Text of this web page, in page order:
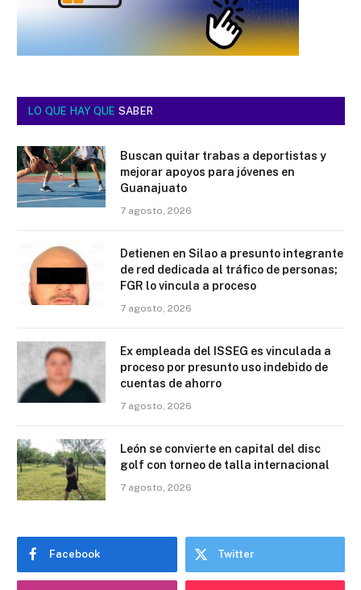
LO QUE HAY QUE SABER
Buscan quitar trabas a deportistas y
mejorar apoyos para jóvenes en
Guanajuato
7 agosto, 2026
Detienen en Silao a presunto integrante
de red dedicada al tráfico de personas;
FGR lo vincula a proceso
7 agosto, 2026
Ex empleada del ISSEG es vinculada a
proceso por presunto uso indebido de
cuentas de ahorro
7 agosto, 2026
León se convierte en capital del disc
golf con torneo de talla internacional
7 agosto, 2026
Facebook Twitter